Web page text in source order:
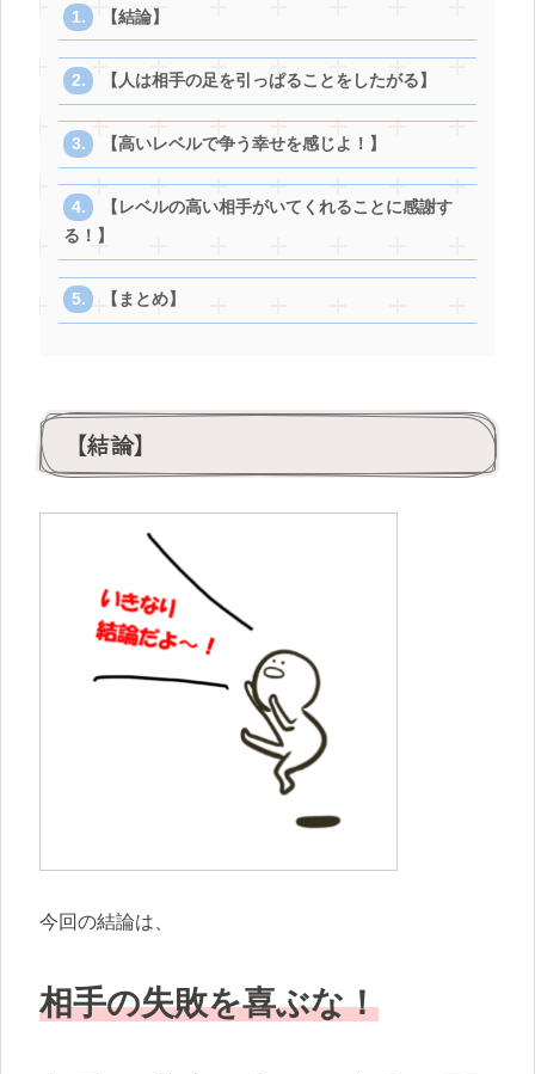
【結論】
【人は相手の足を引っぱることをしたがる】
【高いレベルで争う幸せを感じよ！】
【レベルの高い相手がいてくれることに感謝す
る！】
【まとめ】
【結論】
今回の結論は、
相手の失敗を喜ぶな！